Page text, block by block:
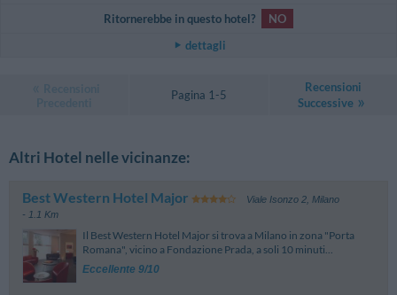
Ritornerebbe in questo hotel?
NO
dettagli
Pagina 1-5
Recensioni
Successive
Altri Hotel nelle vicinanze:
Best Western Hotel Major Viale Isonzo 2, Milano
- 1.1 Km
Il Best Western Hotel Major si trova a Milano in zona "Porta
Romana", vicino a Fondazione Prada, a soli 10 minuti...
Eccellente 9/10